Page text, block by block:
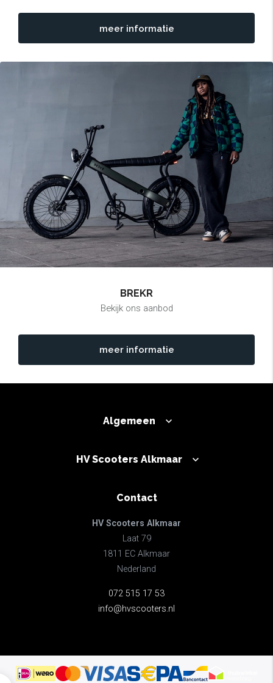
meer informatie
BREKR
Bekijk ons aanbod
meer informatie
Algemeen
HV Scooters Alkmaar
Contact
HV Scooters Alkmaar
Laat 79
1811 EC Alkmaar
Nederland
072 515 17 53
info@hvscooters.nl